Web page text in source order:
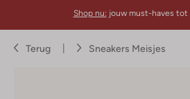
Shop nu: jouw must-haves tot
Terug Sneakers Meisjes